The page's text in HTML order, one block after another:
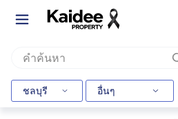
ชลบุรี อื่นๆ